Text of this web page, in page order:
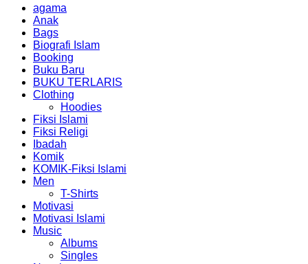
agama
Anak
Bags
Biografi Islam
Booking
Buku Baru
BUKU TERLARIS
Clothing
Hoodies
Fiksi Islami
Fiksi Religi
Ibadah
Komik
KOMIK-Fiksi Islami
Men
T-Shirts
Motivasi
Motivasi Islami
Music
Albums
Singles